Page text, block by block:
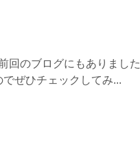
回のブログにもありました
ぜひチェックしてみ...